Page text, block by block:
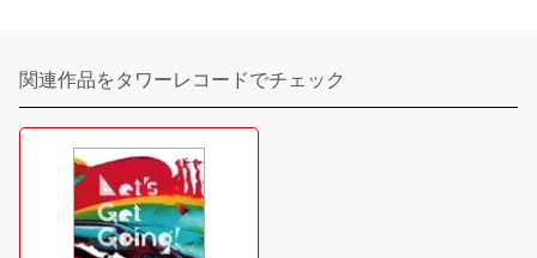
関連作品をタワーレコードでチェック